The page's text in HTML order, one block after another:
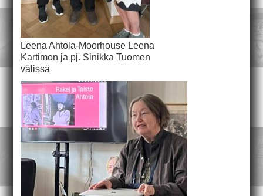
Leena Ahtola-Moorhouse Leena
Kartimon ja pj. Sinikka Tuomen
välissä